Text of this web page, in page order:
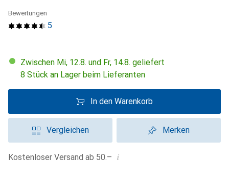
5
Bewertungen
Zwischen Mi, 12.8. und Fr, 14.8. geliefert
8 Stück an Lager beim Lieferanten
In den Warenkorb
Vergleichen Merken
Kostenloser Versand ab 50.– i